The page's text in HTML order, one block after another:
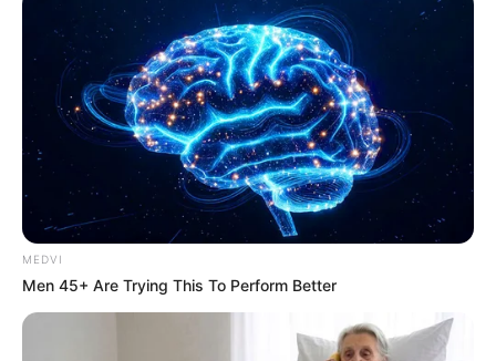
26.04.2026, 20:41
Σοβαρό τροχαίο έξω από
τη Χαλκίδα, ένας
τραυματίας μεταφέρεται
στο νοσοκομείο
26.04.2026, 14:41
1 2 3 4 5 6 …
29
MEDVI
Men 45+ Are Trying This To Perform Better